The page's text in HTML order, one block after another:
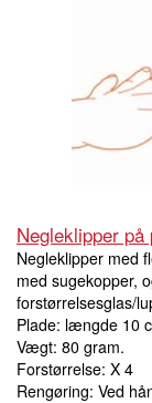
Negleklipper på
Negleklipper med
med sugekopper,
forstørrelsesglas/
Plade: længde 10
Vægt: 80 gram.
Forstørrelse: X 4
Rengøring: Ved